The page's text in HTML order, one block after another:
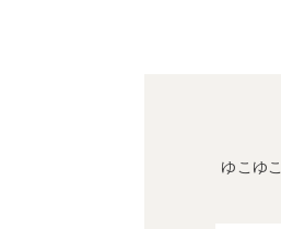
ゆこゆ